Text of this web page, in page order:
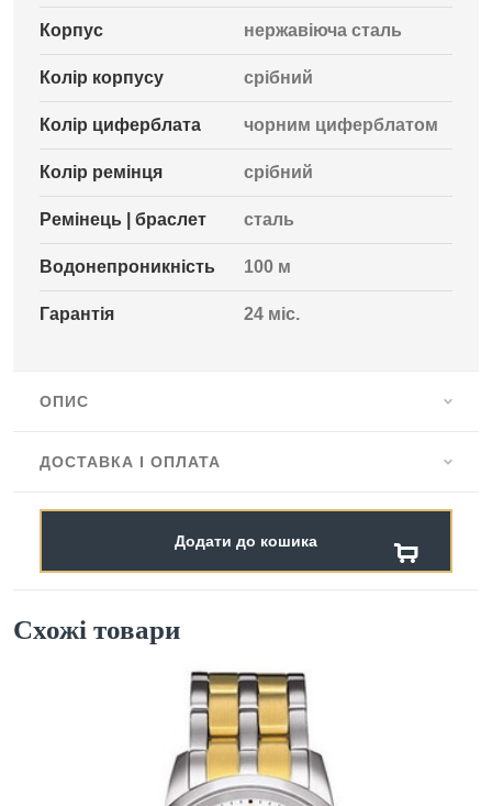
Корпус нержавіюча сталь
Колір корпусу срібний
Колір циферблата чорним циферблатом
Колір ремінця срібний
Ремінець | браслет сталь
Водонепроникність 100 м
Гарантія 24 міс.
ОПИС
ДОСТАВКА І ОПЛАТА
Додати до кошика
Схожі товари